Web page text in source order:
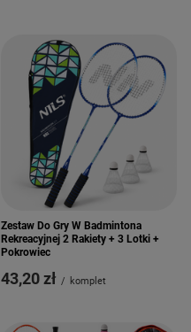
Zestaw Do Gry W Badmintona
Rekreacyjnej 2 Rakiety + 3 Lotki +
Pokrowiec
43,20 zł / komplet